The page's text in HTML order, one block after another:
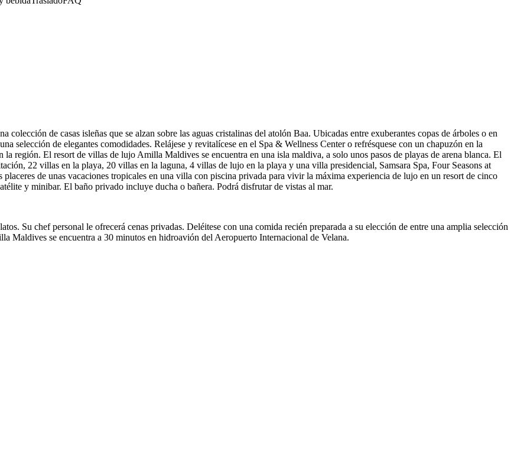
de casas isleñas que se alzan sobre las aguas cristalinas del atolón Baa. Ubicadas entre exuberantes copas de árboles o en
selección de elegantes comodidades. Relájese y revitalícese en el Spa & Wellness Center o refrésquese con un chapuzón en la
región. El resort de villas de lujo Amilla Maldives se encuentra en una isla maldiva, a solo unos pasos de playas de arena blanca. El
22 villas en la playa, 20 villas en la laguna, 4 villas de lujo en la playa y una villa presidencial, Samsara Spa, Four Seasons at
de unas vacaciones tropicales en una villa con piscina privada para vivir la máxima experiencia de lujo en un resort de cinco
y minibar. El baño privado incluye ducha o bañera. Podrá disfrutar de vistas al mar.
Su chef personal le ofrecerá cenas privadas. Deléitese con una comida recién preparada a su elección de entre una amplia selección
Maldives se encuentra a 30 minutos en hidroavión del Aeropuerto Internacional de Velana.